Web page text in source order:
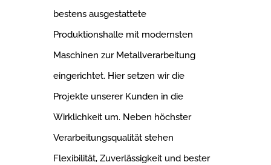
bestens ausgestattete
Produktionshalle mit modernsten
Maschinen zur Metallverarbeitung
eingerichtet. Hier setzen wir die
Projekte unserer Kunden in die
Wirklichkeit um. Neben höchster
Verarbeitungsqualität stehen
Flexibilität, Zuverlässigkeit und bester